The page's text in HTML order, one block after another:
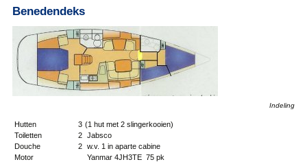
Benedendeks
Indeling
Hutten 3 (1 hut met 2 slingerkooien)
Toiletten
2 Jabsco
Douche
2 w.v. 1 in aparte cabine
Motor
Yanmar 4JH3TE 75 pk